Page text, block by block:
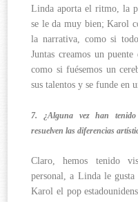
Linda aporta el ritmo, la
se le da muy bien; Karol
la narrativa, como si
Juntas creamos un
como si fuésemos un
sus talentos y se funde en
7. ¿Alguna vez han tenido
resuelven las diferencias
Claro, hemos tenido
personal, a Linda le
Karol el pop